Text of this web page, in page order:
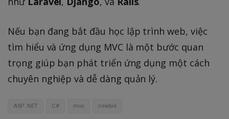
Nếu bạn đang bắt đầu học lập trình web, việc
tìm hiểu và ứng dụng MVC là một bước quan
trọng giúp bạn phát triển ứng dụng một cách
chuyên nghiệp và dễ dàng quản lý.
ASP .NET C# mvc newbie